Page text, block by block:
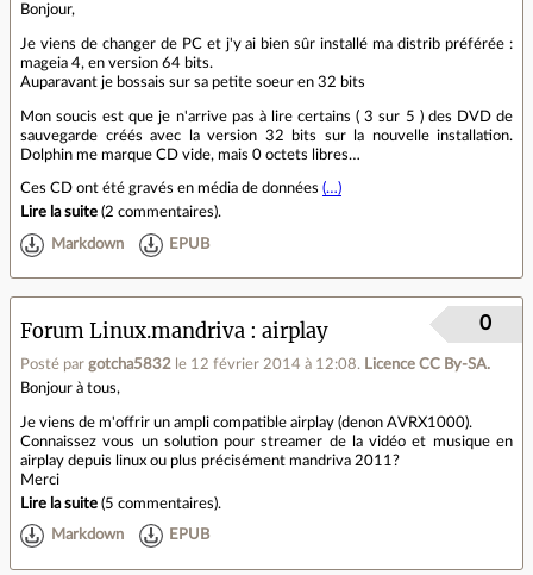
Bonjour,
Je viens de changer de PC et j'y ai bien sûr installé ma distrib préférée :
mageia 4, en version 64 bits.
Auparavant je bossais sur sa petite soeur en 32 bits
Mon soucis est que je n'arrive pas à lire certains ( 3 sur 5 ) des DVD de
sauvegarde créés avec la version 32 bits sur la nouvelle installation.
Dolphin me marque CD vide, mais 0 octets libres…
Ces CD ont été gravés en média de données (…)
Lire la suite (2 commentaires).
Markdown EPUB
Forum Linux.mandriva airplay
Posté par gotcha5832 le 12 février 2014 à 12:08. Licence CC By‑SA.
0
Bonjour à tous,
Je viens de m'offrir un ampli compatible airplay (denon AVRX1000).
Connaissez vous un solution pour streamer de la vidéo et musique en
airplay depuis linux ou plus précisément mandriva 2011?
Merci
Lire la suite (5 commentaires).
Markdown EPUB